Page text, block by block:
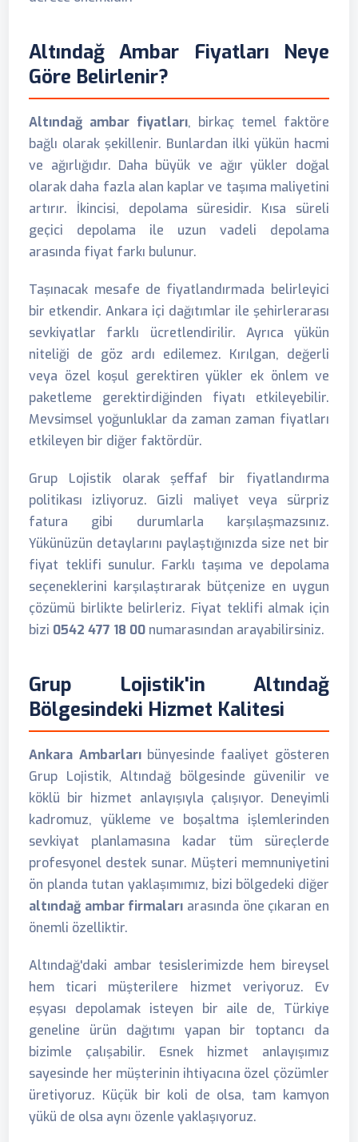
Altındağ Ambar Fiyatları Neye
Göre Belirlenir?
Altındağ ambar fiyatları, birkaç temel faktöre
bağlı olarak şekillenir. Bunlardan ilki yükün hacmi
ve ağırlığıdır. Daha büyük ve ağır yükler doğal
olarak daha fazla alan kaplar ve taşıma maliyetini
artırır. İkincisi, depolama süresidir. Kısa süreli
geçici depolama ile uzun vadeli depolama
arasında fiyat farkı bulunur.
Taşınacak mesafe de fiyatlandırmada belirleyici
bir etkendir. Ankara içi dağıtımlar ile şehirlerarası
sevkiyatlar farklı ücretlendirilir. Ayrıca yükün
niteliği de göz ardı edilemez. Kırılgan, değerli
veya özel koşul gerektiren yükler ek önlem ve
paketleme gerektirdiğinden fiyatı etkileyebilir.
Mevsimsel yoğunluklar da zaman zaman fiyatları
etkileyen bir diğer faktördür.
Grup Lojistik olarak şeffaf bir fiyatlandırma
politikası izliyoruz. Gizli maliyet veya sürpriz
fatura gibi durumlarla karşılaşmazsınız.
Yükünüzün detaylarını paylaştığınızda size net bir
fiyat teklifi sunulur. Farklı taşıma ve depolama
seçeneklerini karşılaştırarak bütçenize en uygun
çözümü birlikte belirleriz. Fiyat teklifi almak için
bizi 0542 477 18 00 numarasından arayabilirsiniz.
Grup Lojistik'in Altındağ
Bölgesindeki Hizmet Kalitesi
Ankara Ambarlarıbünyesinde faaliyet gösteren
Grup Lojistik, Altındağ bölgesinde güvenilir ve
köklü bir hizmet anlayışıyla çalışıyor. Deneyimli
kadromuz, yükleme ve boşaltma işlemlerinden
sevkiyat planlamasına kadar tüm süreçlerde
profesyonel destek sunar. Müşteri memnuniyetini
ön planda tutan yaklaşımımız, bizi bölgedeki diğer
altındağ ambar firmaları arasında öne çıkaran en
önemli özelliktir.
Altındağ'daki ambar tesislerimizde hem bireysel
hem ticari müşterilere hizmet veriyoruz. Ev
eşyası depolamak isteyen bir aile de, Türkiye
geneline ürün dağıtımı yapan bir toptancı da
bizimle çalışabilir. Esnek hizmet anlayışımız
sayesinde her müşterinin ihtiyacına özel çözümler
üretiyoruz. Küçük bir koli de olsa, tam kamyon
yükü de olsa aynı özenle yaklaşıyoruz.